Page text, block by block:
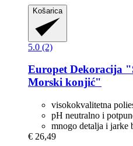
Košarica
5.0 (2)
EuropetDekoracija
Morski konjić"
visokokvalitetna
pH neutralno i
mnogo detalja i jarke
€ 26,49